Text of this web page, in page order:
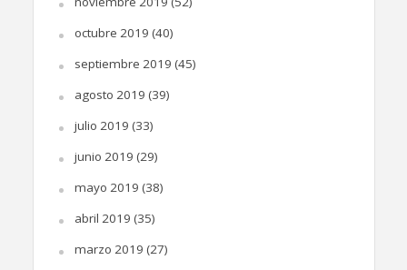
octubre 2019 (40)
septiembre 2019 (45)
agosto 2019 (39)
julio 2019 (33)
junio 2019 (29)
mayo 2019 (38)
abril 2019 (35)
marzo 2019 (27)